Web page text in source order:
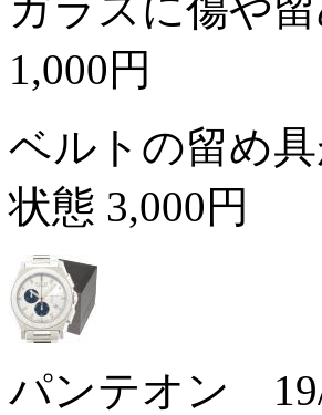
1,000円
ベルトの留め
状態 3,000円
パンテオン